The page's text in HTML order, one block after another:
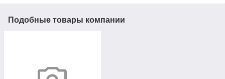
Подобные товары компании